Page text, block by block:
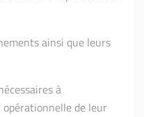
ainsi que leurs
à
de leur